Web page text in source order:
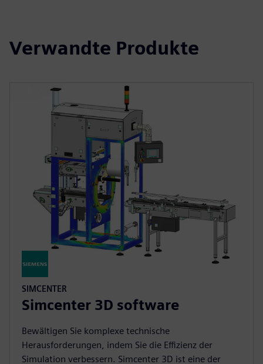
Verwandte Produkte
SIMCENTER
Simcenter 3D software
Bewältigen Sie komplexe technische
Herausforderungen, indem Sie die Effizienz der
Simulation verbessern. Simcenter 3D ist eine der